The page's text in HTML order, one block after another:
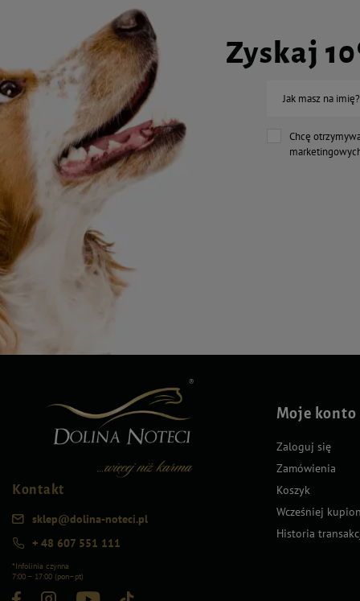
Zyskaj
Jak masz na imię?
Chcę
Kontakt
sklep@dolina-noteci.pl
+ 48 607 551 111
*Infolinia czynna
7:00 – 17:00 (pon–pt)
Moje konto
Zaloguj się
Zamówienia
Koszyk
Wcześniej
Historia